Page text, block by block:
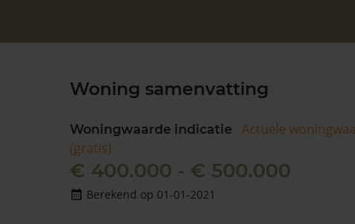
Woning samenvatting
Woningwaarde indicatie
Actuele
(gratis)
€ 400.000 - € 500.000
Berekend op 01-01-2021